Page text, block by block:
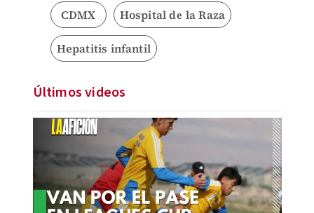
CDMX Hospital de la Raza
Hepatitis infantil
Últimos videos